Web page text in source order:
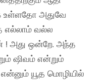
உள்ளதோ அதுவே
எல்லாம் வல்ல
அது ஒன்றே. அந்த
ஷிவம் என்றும்
யூத மொழியில்